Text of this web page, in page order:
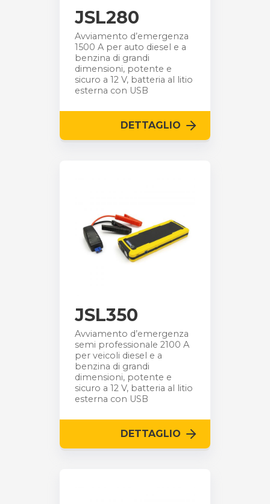
JSL280
Avviamento d’emergenza
1500 A per auto diesel e a
benzina di grandi
dimensioni, potente e
sicuro a 12 V, batteria al litio
esterna con USB
DETTAGLIO
JSL350
Avviamento d’emergenza
semi professionale 2100 A
per veicoli diesel e a
benzina di grandi
dimensioni, potente e
sicuro a 12 V, batteria al litio
esterna con USB
DETTAGLIO